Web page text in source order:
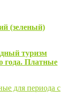
(зеленый)
туризм
года. Платные
для периода с